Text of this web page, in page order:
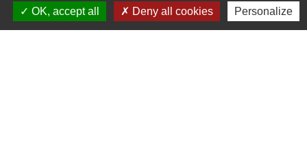
OK, accept all
Deny all cookies Personalize